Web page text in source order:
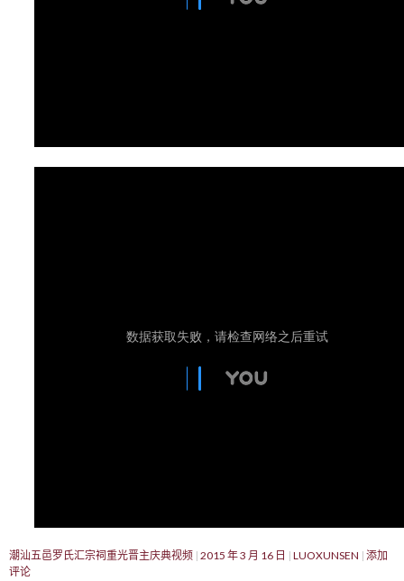
潮汕五邑罗氏汇宗祠重光晋主庆典视频 2015 年 3 月 16 日 LUOXUNSEN 添加
评论